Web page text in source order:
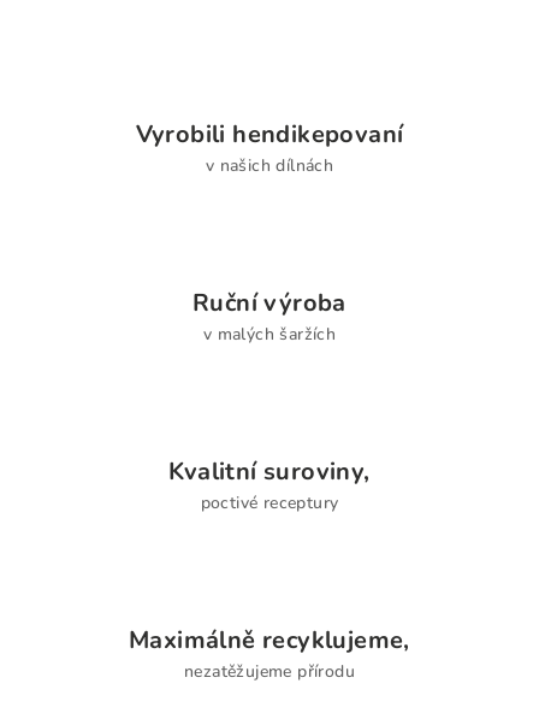
Vyrobili hendikepovaní
v našich dílnách
Ruční výroba
v malých šaržích
Kvalitní suroviny,
poctivé receptury
Maximálně recyklujeme,
nezatěžujeme přírodu